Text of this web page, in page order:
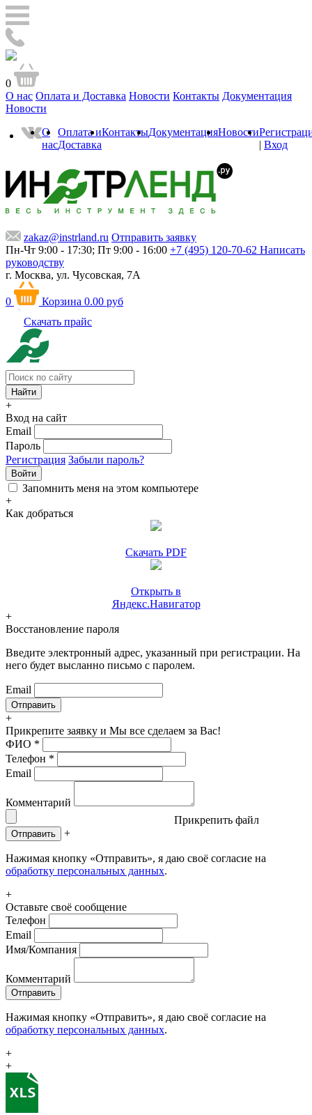
0
О нас Оплата и Доставка Новости Контакты Документация
Новости
О
нас
Оплата и
Доставка
КонтактыДокументацияНовости
| Вход
zakaz@instrland.ru Отправить заявку
Пн-Чт 9:00 - 17:30; Пт 9:00 - 16:00 +7 (495) 120-70-62 Написать
руководству
г. Москва, ул. Чусовская, 7А
0 Корзина 0.00 руб
Скачать прайс
+
Вход на сайт
Email
Пароль
Регистрация Забыли пароль?
Войти
Запомнить меня на этом компьютере
+
Как добраться
Скачать PDF
Открыть в
Яндекс.Навигатор
+
Восстановление пароля
Введите электронный адрес, указанный при регистрации. На
него будет высланно письмо с паролем.
Email
+
Прикрепите заявку и Мы все сделаем за Вас!
ФИО *
Телефон *
Email
Комментарий
Прикрепить файл
Отправить +
Нажимая кнопку «Отправить», я даю своё согласие на
обработку персональных данных.
+
Оставьте своё сообщение
Телефон
Email
Имя/Компания
Комментарий
Отправить
Нажимая кнопку «Отправить», я даю своё согласие на
обработку персональных данных.
+
+